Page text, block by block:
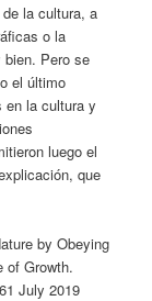
la cultura, a
o la
Pero se
el último
en la cultura y
luego el
que
by Obeying
of Growth.
July 2019